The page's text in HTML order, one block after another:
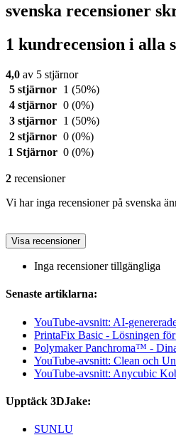
svenska recensioner
1 kundrecension i alla
4,0 av 5 stjärnor
5 stjärnor
1 (50%)
4 stjärnor 0 (0%)
3 stjärnor
1 (50%)
2 stjärnor 0 (0%)
1 Stjärnor 0 (0%)
2 recensioner
Vi har inga recensioner på svenska
Visa recensioner
Inga recensioner tillgängliga
Senaste artiklarna:
YouTube-avsnitt: AI-
PrintaFix Basic - Lösningen
Polymaker Panchroma™ -
YouTube-avsnitt: Clean och
YouTube-avsnitt: Anycubic
Upptäck 3DJake:
SUNLU